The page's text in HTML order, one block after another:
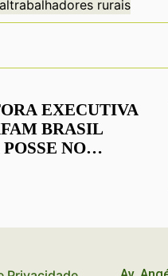
trabalhadores rurais
EXECUTIVA
BRASIL
NO